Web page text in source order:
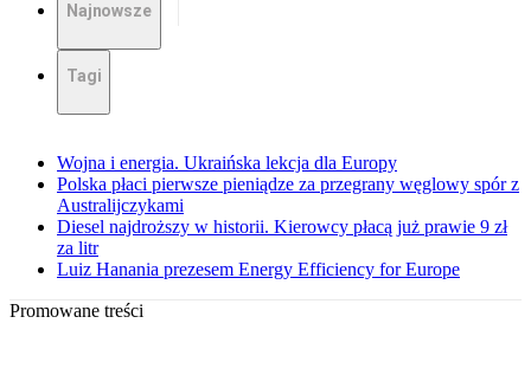
Najnowsze
Tagi
Wojna i energia. Ukraińska lekcja dla Europy
Polska płaci pierwsze pieniądze za przegrany węglowy spór z
Australijczykami
Diesel najdroższy w historii. Kierowcy płacą już prawie 9 zł
za litr
Luiz Hanania prezesem Energy Efficiency for Europe
Promowane treści